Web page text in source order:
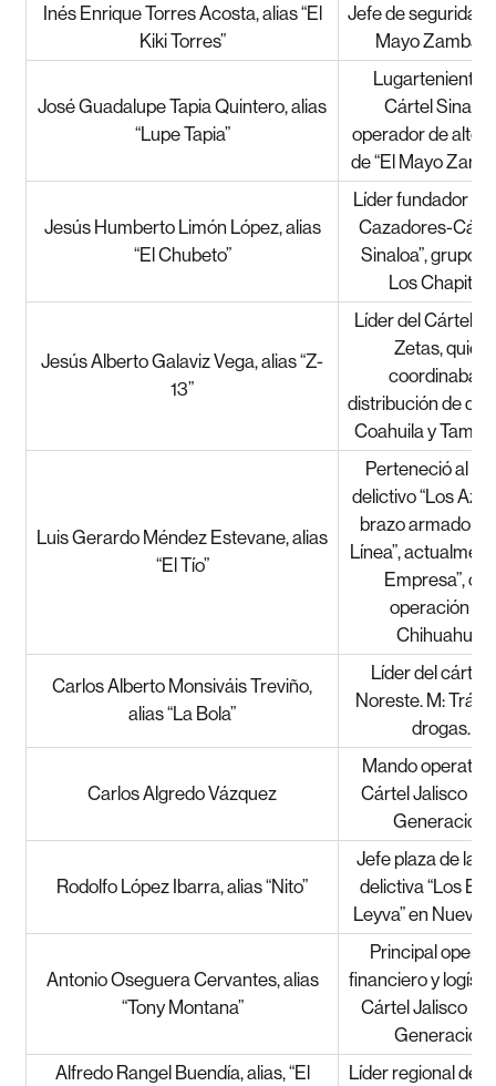
Inés Enrique Torres Acosta, alias “El
Kiki Torres”
Jefe de seguridad
Mayo
José Guadalupe Tapia Quintero, alias
“Lupe Tapia”
Lugarteniente
Cártel
operador de alto
de “El Mayo
Jesús Humberto Limón López, alias
“El Chubeto”
Líder fundador de
Cazadores-
Sinaloa”, grupo
Los Chapitos.
Jesús Alberto Galaviz Vega, alias “Z-
13”
Líder del Cártel
Zetas, quien
coordinaba la
distribución de
Coahuila y
Luis Gerardo Méndez Estevane, alias
“El Tío”
Perteneció al
delictivo “Los
brazo armado de
Línea”,
Empresa”,
operación en
Chihuahua.
Carlos Alberto Monsiváis Treviño,
alias “La Bola”
Líder del cártel
Noreste. M:
drogas.
Carlos Algredo Vázquez
Mando
Cártel Jalisco
Generación.
Rodolfo López Ibarra, alias “Nito”
Jefe plaza de la
delictiva “Los
Leyva” en Nuevo
Antonio Oseguera Cervantes, alias
“Tony Montana”
Principal
financiero y
Cártel Jalisco
Generación
Alfredo Rangel Buendía, alias, “El
Líder regional del